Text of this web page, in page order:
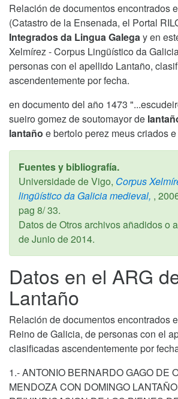
Relación de documentos encontrados
(Catastro de la Ensenada, el Portal
Integrados da Lingua Galegay en
Xelmírez - Corpus Lingüístico da
personas con el apellido Lantaño,
ascendentemente por fecha.
en documento del año 1473
sueiro gomez de soutomayor de
lantaño e bertolo perez meus criados
Fuentes y bibliografía.
Universidade de Vigo, Corpus
lingüístico da Galicia medieval, ,
pag 8/ 33.
Datos de Otros archivos añadidos o
de Junio de 2014.
Datos en el ARG
Lantaño
Relación de documentos encontrados
Reino de Galicia, de personas con el
clasificadas ascendentemente por
1.- ANTONIO BERNARDO GAGO DE
MENDOZA CON DOMINGO